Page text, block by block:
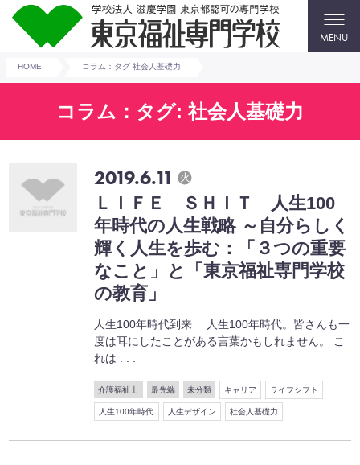
MENU
HOME コラム：タグ 社会人基礎力
コラム：タグ: 社会人基礎力
2019.6.11 火
ＬＩＦＥ ＳＨＩＴ 人生100
年時代の人生戦略 ～自分らしく
輝く人生を歩む：「３つの重要
なこと」と「東京福祉専門学校
の教育」
人生100年時代到来 人生100年時代。皆さんも一
度は耳にしたことがある言葉かもしれません。 こ
れは . . .
介護福祉士 最先端 未分類 キャリア ライフシフト
人生100年時代 人生デザイン 社会人基礎力